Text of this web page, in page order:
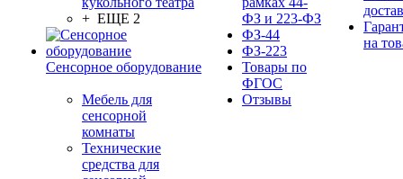
+ ЕЩЕ 2
Сенсорное оборудование
Мебель для
сенсорной
комнаты
Технические
средства для
ФЗ и 223-ФЗ
ФЗ-44
ФЗ-223
Товары по
ФГОС
Отзывы
на